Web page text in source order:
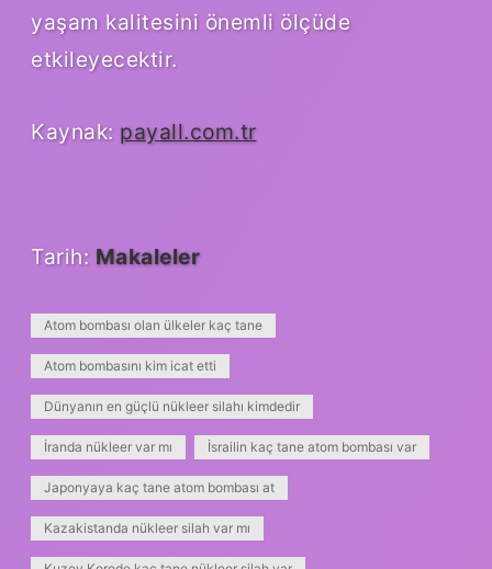
yaşam kalitesini önemli ölçüde
etkileyecektir.
Kaynak: payall.com.tr
Tarih: Makaleler
Atom bombası olan ülkeler kaç tane
Atom bombasını kim icat etti
Dünyanın en güçlü nükleer silahı kimdedir
İranda nükleer var mı İsrailin kaç tane atom bombası var
Japonyaya kaç tane atom bombası at
Kazakistanda nükleer silah var mı